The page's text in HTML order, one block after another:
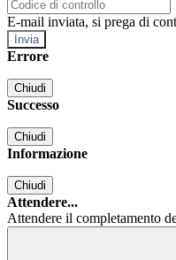
E-mail inviata, si prega di
Errore
Chiudi
Successo
Chiudi
Informazione
Chiudi
Attendere...
Attendere il completamento